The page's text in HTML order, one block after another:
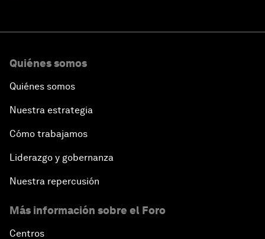
Quiénes somos
Quiénes somos
Nuestra estrategia
Cómo trabajamos
Liderazgo y gobernanza
Nuestra repercusión
Más información sobre el Foro
Centros